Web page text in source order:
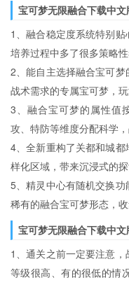
宝可梦无限融合下载中
1、融合稳定度系统特别贴
培养过程中多了很多策略性
2、能自主选择融合宝可
战术需求的专属宝可梦，玩
3、融合宝可梦的属性值
攻、特防等维度分配科学，
4、全新重构了关都和城
样化区域，带来沉浸式的探
5、精灵中心有随机交换
稀有的融合宝可梦形态，收
宝可梦无限融合下载中
1、通关之前一定要注意
等级很高、有的很低的情